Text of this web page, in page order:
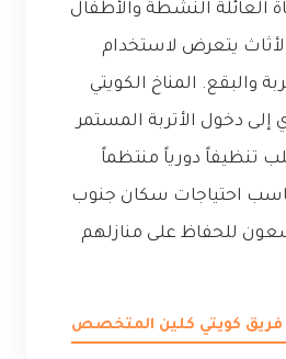
العائلة النشطة والأطفال
يتعرض لاستخدام
والبقع. المناخ الكويتي
إلى دخول الأتربة المستمر
تنظيفاً دورياً منتظماً
احتياجات سكان جنوب
للحفاظ على منازلهم
فريق كويتي كلين المتخصص